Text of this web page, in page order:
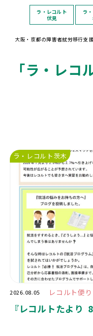
ラ・レコルト
伏見
ラ
大阪・京都の障害者就労移行支
「ラ・レコ
ラ・レコルト茨木
2026.08.05 レコルト便り
『レコルトたより